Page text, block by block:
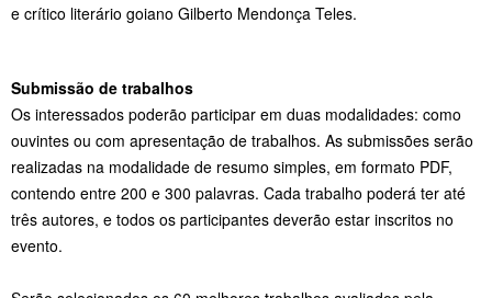
e crítico literário goiano Gilberto Mendonça Teles.
Submissão de trabalhos
Os interessados poderão participar em duas modalidades: como
ouvintes ou com apresentação de trabalhos. As submissões serão
realizadas na modalidade de resumo simples, em formato PDF,
contendo entre 200 e 300 palavras. Cada trabalho poderá ter até
três autores, e todos os participantes deverão estar inscritos no
evento.